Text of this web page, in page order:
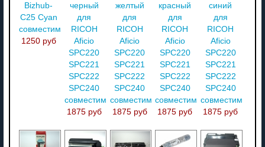
Bizhub-
C25 Cyan
совместимый
1250 руб
черный
для
RICOH
Aficio
SPC220
SPC221
SPC222
SPC240
совместимый
1875 руб
желтый
для
RICOH
Aficio
SPC220
SPC221
SPC222
SPC240
совместимый
1875 руб
красный
для
RICOH
Aficio
SPC220
SPC221
SPC222
SPC240
совместимый
1875 руб
синий
для
RICOH
Aficio
SPC220
SPC221
SPC222
SPC240
совместимый
1875 руб